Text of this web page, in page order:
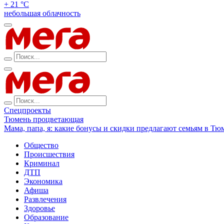
+ 21 °С
небольшая облачность
Спецпроекты
Тюмень процветающая
Мама, папа, я: какие бонусы и скидки предлагают семьям в
Общество
Происшествия
Криминал
ДТП
Экономика
Афиша
Развлечения
Здоровье
Образование